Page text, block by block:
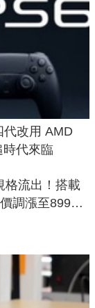
改用 AMD
時代來臨
格流出！搭載
調漲至899美